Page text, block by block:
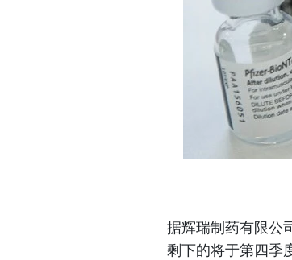
据辉瑞制药有限公
剩下的将于第四季